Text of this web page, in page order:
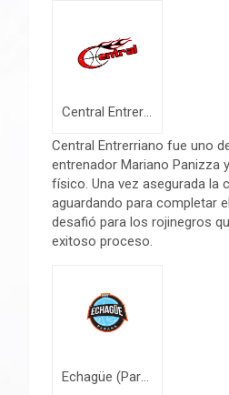
Central Entrerriano (Gualeguaychu)
Central Entrerriano fue uno
entrenador Mariano Panizza
físico. Una vez asegurada la
aguardando para completar
desafió para los rojinegros
exitoso proceso.
Echagüe (Parana)